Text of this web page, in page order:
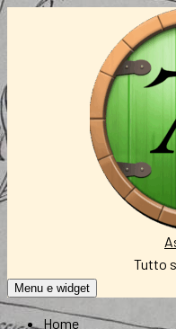
Tutto
Menu e widget
Home